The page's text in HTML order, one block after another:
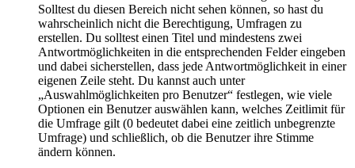
Solltest du diesen Bereich nicht sehen können, so hast du
wahrscheinlich nicht die Berechtigung, Umfragen zu
erstellen. Du solltest einen Titel und mindestens zwei
Antwortmöglichkeiten in die entsprechenden Felder eingeben
und dabei sicherstellen, dass jede Antwortmöglichkeit in einer
eigenen Zeile steht. Du kannst auch unter
„Auswahlmöglichkeiten pro Benutzer“ festlegen, wie viele
Optionen ein Benutzer auswählen kann, welches Zeitlimit für
die Umfrage gilt (0 bedeutet dabei eine zeitlich unbegrenzte
Umfrage) und schließlich, ob die Benutzer ihre Stimme
ändern können.